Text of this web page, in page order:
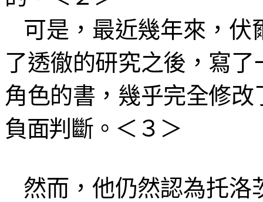
可是，最近幾年來，伏
了透徹的研究之後，寫
角色的書，幾乎完全修
負面判斷。＜３＞
然而，他仍然認為托洛